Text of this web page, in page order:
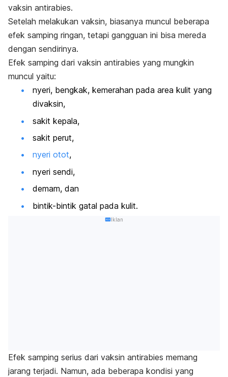
vaksin antirabies.
Setelah melakukan vaksin, biasanya muncul beberapa
efek samping ringan, tetapi gangguan ini bisa mereda
dengan sendirinya.
Efek samping dari vaksin antirabies yang mungkin
muncul yaitu:
nyeri, bengkak, kemerahan pada area kulit yang
divaksin,
sakit kepala,
sakit perut,
nyeri otot,
nyeri sendi,
demam, dan
bintik-bintik gatal pada kulit.
Iklan
Efek samping serius dari vaksin antirabies memang
jarang terjadi. Namun, ada beberapa kondisi yang